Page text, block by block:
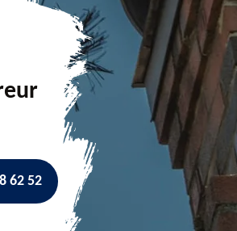
62 52